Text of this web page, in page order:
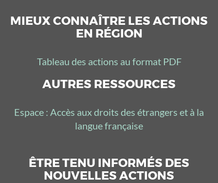
MIEUX CONNAÎTRE LES ACTIONS
EN RÉGION
Tableau des actions au format PDF
AUTRES RESSOURCES
Espace : Accès aux droits des étrangers et à la
langue française
ÊTRE TENU INFORMÉS DES
NOUVELLES ACTIONS